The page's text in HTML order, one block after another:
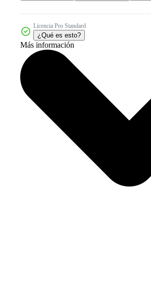
Licencia Pro Standard
¿Qué es esto?
Más información